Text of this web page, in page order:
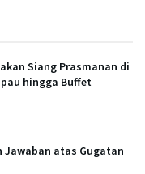
Siang Prasmanan di
hingga Buffet
Jawaban atas Gugatan